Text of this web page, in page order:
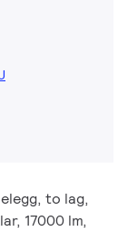
to lag,
17000 lm,